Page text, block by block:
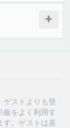
ゲストよりも登
板をよく利用す
す。ゲストは基